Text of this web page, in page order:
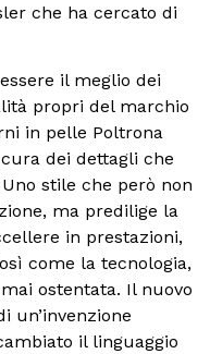
che ha cercato di
il meglio dei
propri del marchio
in pelle Poltrona
dei dettagli che
stile che però non
ma predilige la
in prestazioni,
come la tecnologia,
ostentata. Il nuovo
un’invenzione
il linguaggio